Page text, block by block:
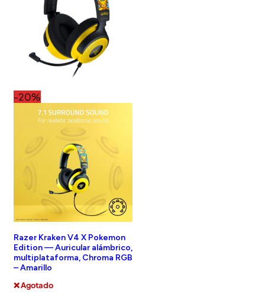
-20%
Razer Kraken V4 X Pokemon
Edition — Auricular alámbrico,
multiplataforma, Chroma RGB
– Amarillo
❌ Agotado